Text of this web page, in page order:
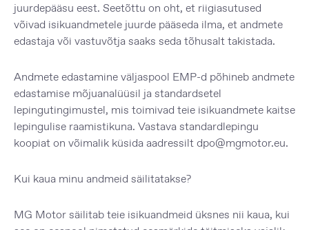
juurdepääsu eest. Seetõttu on oht, et riigiasutused
võivad isikuandmetele juurde pääseda ilma, et andmete
edastaja või vastuvõtja saaks seda tõhusalt takistada.
Andmete edastamine väljaspool EMP-d põhineb andmete
edastamise mõjuanalüüsil ja standardsetel
lepingutingimustel, mis toimivad teie isikuandmete kaitse
lepingulise raamistikuna. Vastava standardlepingu
koopiat on võimalik küsida aadressiltdpo@mgmotor.eu.
Kui kaua minu andmeid säilitatakse?
MG Motor säilitab teie isikuandmeid üksnes nii kaua, kui